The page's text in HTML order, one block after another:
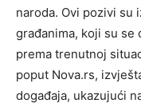
naroda. Ovi pozivi su
građanima, koji su se
prema trenutnoj
poput Nova.rs,
događaja, ukazujući